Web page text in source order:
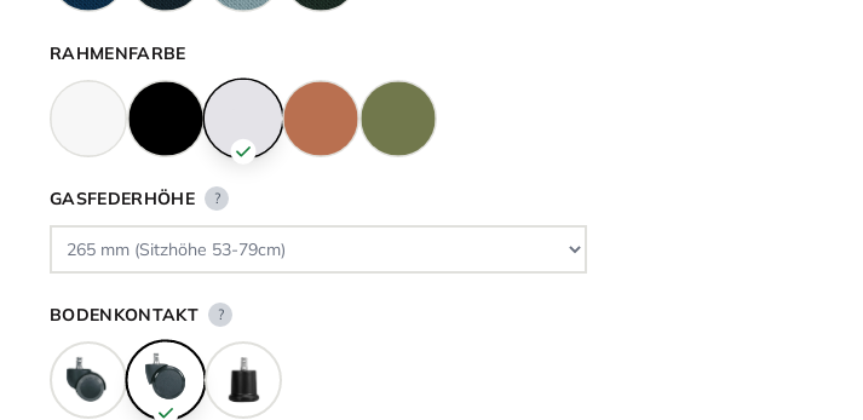
RAHMENFARBE
GASFEDERHÖHE ?
BODENKONTAKT ?